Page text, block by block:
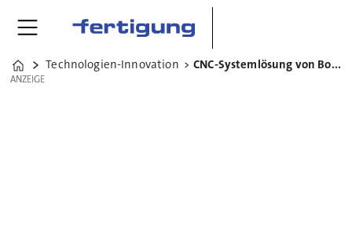
Home
Technologien-Innovation CNC-Systemlösung von Bosch Rexroth
ANZEIGE
ANZEIGE